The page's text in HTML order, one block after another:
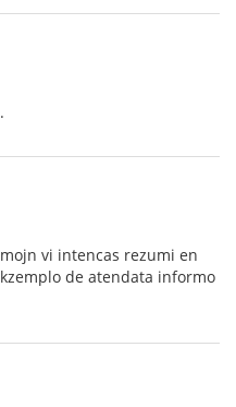
vi intencas rezumi en
de atendata informo